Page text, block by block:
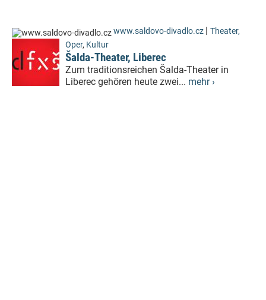
www.saldovo-divadlo.cz | Theater,
Oper, Kultur
Šalda-Theater, Liberec
Zum traditionsreichen Šalda-Theater in
Liberec gehören heute zwei... mehr ›